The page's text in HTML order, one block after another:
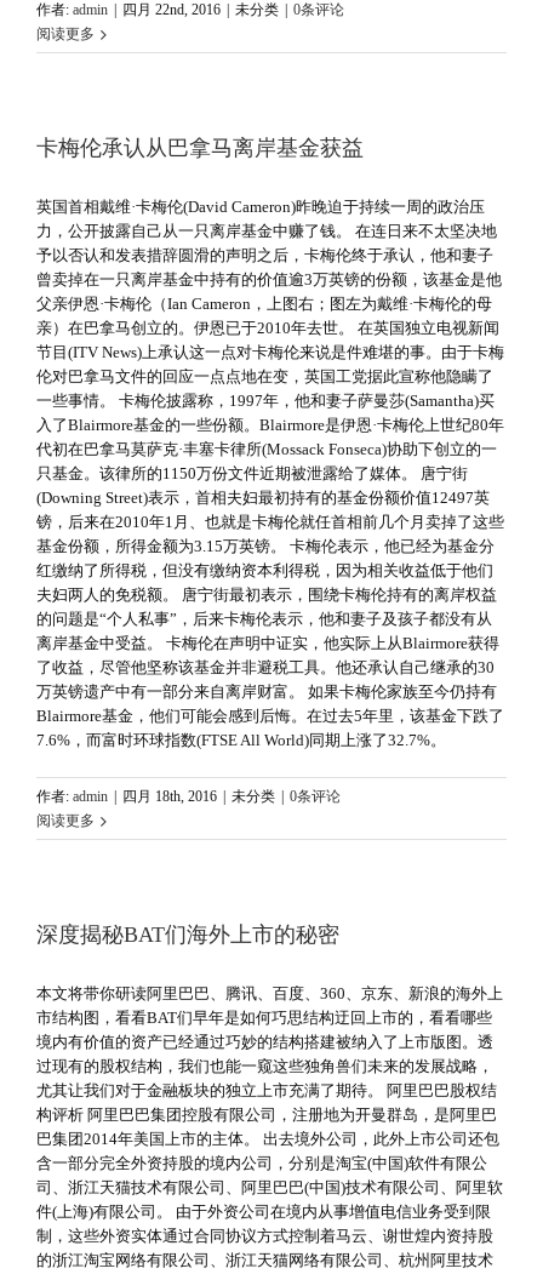
作者: admin 四月 22nd, 2016 未分类
0条评论
阅读更多
卡梅伦承认从巴拿马离岸基金获益
英国首相戴维·卡梅伦(David Cameron)昨晚迫于持续一周的政治压
力，公开披露自己从一只离岸基金中赚了钱。 在连日来不太坚决地
予以否认和发表措辞圆滑的声明之后，卡梅伦终于承认，他和妻子
曾卖掉在一只离岸基金中持有的价值逾3万英镑的份额，该基金是他
父亲伊恩·卡梅伦（Ian Cameron，上图右；图左为戴维·卡梅伦的母
亲）在巴拿马创立的。伊恩已于2010年去世。 在英国独立电视新闻
节目(ITV News)上承认这一点对卡梅伦来说是件难堪的事。由于卡梅
伦对巴拿马文件的回应一点点地在变，英国工党据此宣称他隐瞒了
一些事情。 卡梅伦披露称，1997年，他和妻子萨曼莎(Samantha)买
入了Blairmore基金的一些份额。Blairmore是伊恩·卡梅伦上世纪80年
代初在巴拿马莫萨克·丰塞卡律所(Mossack Fonseca)协助下创立的一
只基金。该律所的1150万份文件近期被泄露给了媒体。 唐宁街
(Downing Street)表示，首相夫妇最初持有的基金份额价值12497英
镑，后来在2010年1月、也就是卡梅伦就任首相前几个月卖掉了这些
基金份额，所得金额为3.15万英镑。 卡梅伦表示，他已经为基金分
红缴纳了所得税，但没有缴纳资本利得税，因为相关收益低于他们
夫妇两人的免税额。 唐宁街最初表示，围绕卡梅伦持有的离岸权益
的问题是“个人私事”，后来卡梅伦表示，他和妻子及孩子都没有从
离岸基金中受益。 卡梅伦在声明中证实，他实际上从Blairmore获得
了收益，尽管他坚称该基金并非避税工具。他还承认自己继承的30
万英镑遗产中有一部分来自离岸财富。 如果卡梅伦家族至今仍持有
Blairmore基金，他们可能会感到后悔。在过去5年里，该基金下跌了
7.6%，而富时环球指数(FTSE All World)同期上涨了32.7%。
作者: admin 四月 18th, 2016 未分类
0条评论
阅读更多
深度揭秘BAT们海外上市的秘密
本文将带你研读阿里巴巴、腾讯、百度、360、京东、新浪的海外上
市结构图，看看BAT们早年是如何巧思结构迂回上市的，看看哪些
境内有价值的资产已经通过巧妙的结构搭建被纳入了上市版图。透
过现有的股权结构，我们也能一窥这些独角兽们未来的发展战略，
尤其让我们对于金融板块的独立上市充满了期待。 阿里巴巴股权结
构评析 阿里巴巴集团控股有限公司，注册地为开曼群岛，是阿里巴
巴集团2014年美国上市的主体。 出去境外公司，此外上市公司还包
含一部分完全外资持股的境内公司，分别是淘宝(中国)软件有限公
司、浙江天猫技术有限公司、阿里巴巴(中国)技术有限公司、阿里软
件(上海)有限公司。 由于外资公司在境内从事增值电信业务受到限
制，这些外资实体通过合同协议方式控制着马云、谢世煌内资持股
的浙江淘宝网络有限公司、浙江天猫网络有限公司、杭州阿里技术